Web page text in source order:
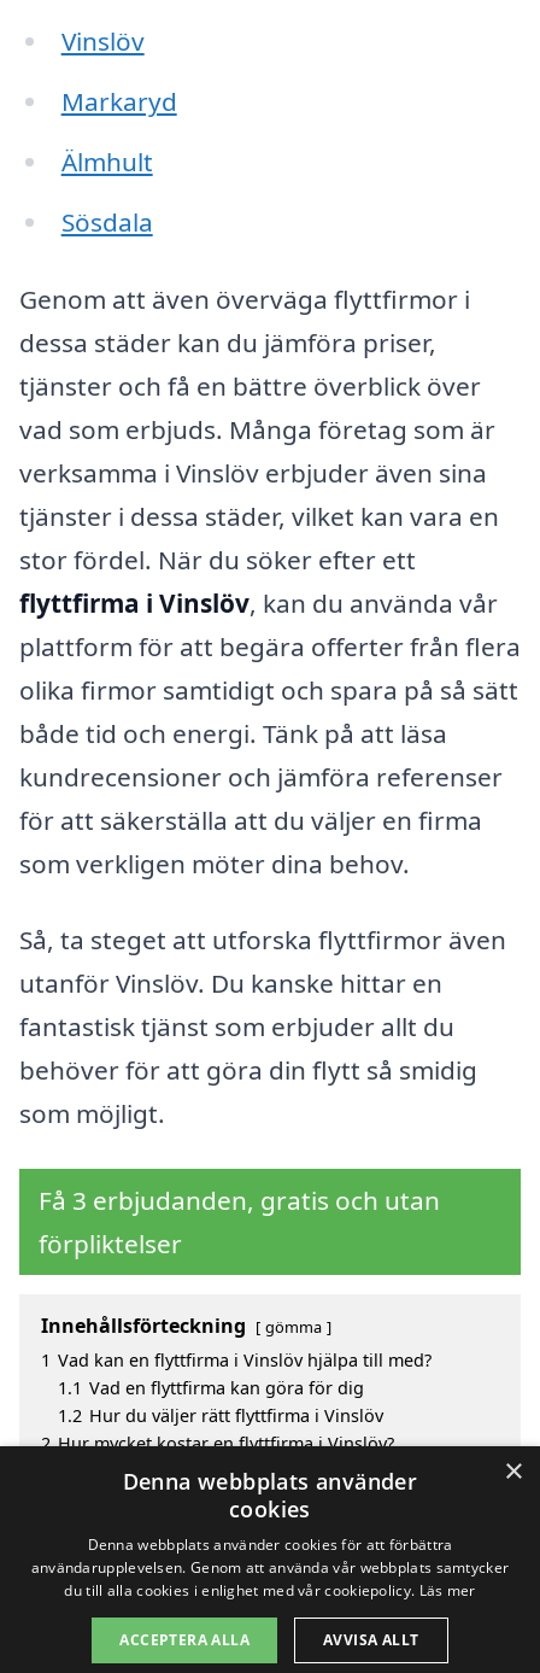
Vinslöv
Markaryd
Älmhult
Sösdala
Genom att även överväga flyttfirmor i
dessa städer kan du jämföra priser,
tjänster och få en bättre överblick över
vad som erbjuds. Många företag som är
verksamma i Vinslöv erbjuder även sina
tjänster i dessa städer, vilket kan vara en
stor fördel. När du söker efter ett
flyttfirma i Vinslöv, kan du använda vår
plattform för att begära offerter från flera
olika firmor samtidigt och spara på så sätt
både tid och energi. Tänk på att läsa
kundrecensioner och jämföra referenser
för att säkerställa att du väljer en firma
som verkligen möter dina behov.
Så, ta steget att utforska flyttfirmor även
utanför Vinslöv. Du kanske hittar en
fantastisk tjänst som erbjuder allt du
behöver för att göra din flytt så smidig
som möjligt.
Få 3 erbjudanden, gratis och utan
förpliktelser
Innehållsförteckning gömma
1 Vad kan en flyttfirma i Vinslöv hjälpa till med?
1.1 Vad en flyttfirma kan göra för dig
1.2 Hur du väljer rätt flyttfirma i Vinslöv
2 Hur mycket kostar en flyttfirma i Vinslöv?
Fördelar med att välja flyttfirma i Vinslöv
Sök efter en skicklig flyttfirma i de omgivande
Copyright 2026 - Pilanto Aps
×
Denna webbplats använder
cookies
Denna webbplats använder cookies för att förbättra
användarupplevelsen. Genom att använda vår webbplats samtycker
du till alla cookies i enlighet med vår cookiepolicy. Läs mer
ACCEPTERA ALLA AVVISA ALLT